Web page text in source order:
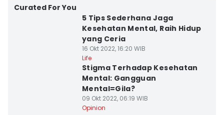
Curated For You
5 Tips Sederhana Jaga
Kesehatan Mental, Raih Hidup
yang Ceria
16 Okt 2022, 16:20 WIB
Life
Stigma Terhadap Kesehatan
Mental: Gangguan
Mental=Gila?
09 Okt 2022, 06:19 WIB
Opinion